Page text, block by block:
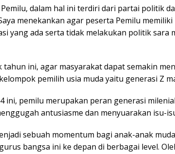
dalam hal ini terdiri dari partai politik
menekankan agar peserta Pemilu
yang ada serta tidak melakukan politik sara
ini, agar masyarakat dapat semakin
pemilih usia muda yaitu generasi Z
ini, pemilu merupakan peran generasi
antusiasme dan menyuarakan isu-
sebuah momentum bagi anak-anak
bangsa ini ke depan di berbagai level.